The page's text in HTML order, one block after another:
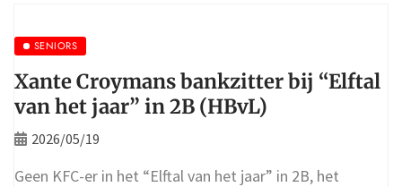
SENIORS
Xante Croymans bankzitter bij “Elftal
van het jaar” in 2B (HBvL)
2026/05/19
Geen KFC-er in het “Elftal van het jaar” in 2B, het